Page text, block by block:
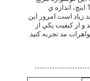
شگفت انگیز اضافه می کنددر طول 18 اينچ، اندازه ي
زياد است.امروز اين
از کیفیت يکي از
مد تجربه کنيد.